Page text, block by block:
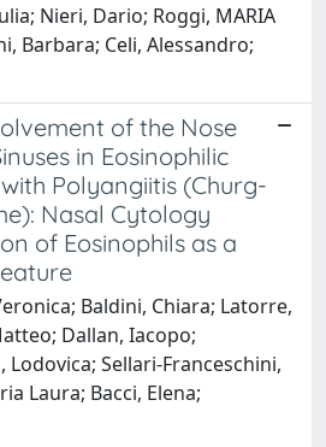
Nieri, Dario; Roggi, MARIA
Barbara; Celi, Alessandro;
of the Nose
in Eosinophilic
Polyangiitis (Churg-
Nasal Cytology
of Eosinophils as a
Baldini, Chiara; Latorre,
Dallan, Iacopo;
Sellari-Franceschini,
Laura; Bacci, Elena;